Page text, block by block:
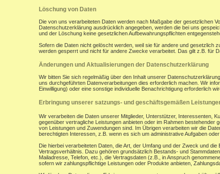
Löschung von Daten
Die von uns verarbeiteten Daten werden nach Maßgabe der gesetzlichen
Datenschutzerklärung ausdrücklich angegeben, werden die bei uns
und der Löschung keine gesetzlichen Aufbewahrungspflichten
Sofern die Daten nicht gelöscht werden, weil sie für andere und gesetzlich
werden gesperrt und nicht für andere Zwecke verarbeitet. Das gilt z.B. für
Änderungen und Aktualisierungen der Datenschutzerklärung
Wir bitten Sie sich regelmäßig über den Inhalt unserer
uns durchgeführten Datenverarbeitungen dies erforderlich machen. Wir
Einwilligung) oder eine sonstige individuelle Benachrichtigung erforderlich
Erbringung unserer satzungs- und geschäftsgemäßen
Wir verarbeiten die Daten unserer Mitglieder, Unterstützer, Interessenten,
gegenüber vertragliche Leistungen anbieten oder im Rahmen
von Leistungen und Zuwendungen sind. Im Übrigen verarbeiten wir die
berechtigten Interessen, z.B. wenn es sich um administrative Aufgaben
Die hierbei verarbeiteten Daten, die Art, der Umfang und der Zweck und
Vertragsverhältnis. Dazu gehören grundsätzlich Bestands- und
Mailadresse, Telefon, etc.), die Vertragsdaten (z.B., in Anspruch
sofern wir zahlungspflichtige Leistungen oder Produkte anbieten,